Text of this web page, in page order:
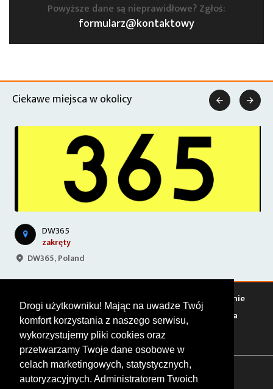
Drogi użytkowniku! Mając na uwadze Twój
komfort korzystania z naszego serwisu,
wykorzystujemy pliki cookies oraz
przetwarzamy Twoje dane osobowe w
celach marketingowych, statystycznych,
autoryzacyjnych. Administratorem Twoich
Powyższe dane są nieprawidłowe? Zgłoś:
formularz@kontaktowy
Ciekawe miejsca w okolicy
DW365
zakręty
DW365, Poland
 
Warto zobaczyć Serwisy Stacje paliw
Jedzenie
Bary Zakwaterowanie Tory Zloty Rajdy
Spotkania
Targi Giełdy Szkolenia
FOLLOW US